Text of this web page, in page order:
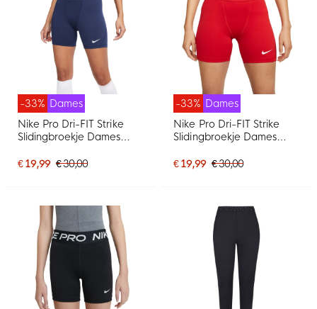
-33% Dames
Nike Pro Dri-FIT Strike
Slidingbroekje Dames
€ 19,99 € 30,00
-33% Dames
Nike Pro Dri-FIT Strike
Slidingbroekje Dames
€ 19,99 € 30,00